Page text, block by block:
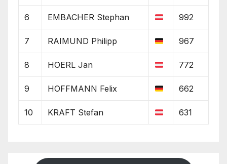
6 EMBACHER Stephan 992
7 RAIMUND Philipp 967
8 HOERL Jan 772
9 HOFFMANN Felix 662
10 KRAFT Stefan 631